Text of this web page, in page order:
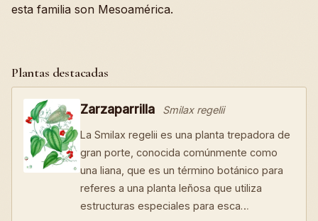
esta familia son Mesoamérica.
Plantas destacadas
Zarzaparrilla Smilax regelii
La Smilax regelii es una planta trepadora de
gran porte, conocida comúnmente como
una liana, que es un término botánico para
referes a una planta leñosa que utiliza
estructuras especiales para esca…